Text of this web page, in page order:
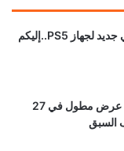
سوني تطلق تحديث تجريبي جديد لجهاز PS5..إليكم
رسمياً: GTA 6 تحصل على عرض مطول في 27